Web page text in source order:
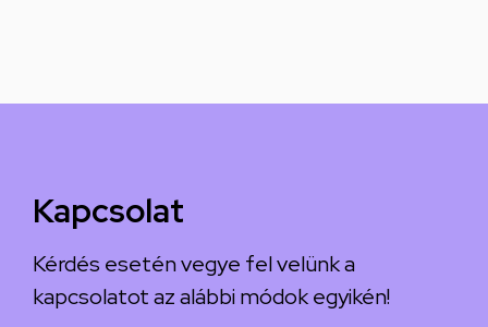
Kapcsolat
Kérdés esetén vegye fel velünk a
kapcsolatot az alábbi módok egyikén!